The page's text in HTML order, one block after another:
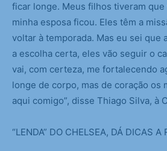
ficar longe. Meus filhos tiveram que
minha esposa ficou. Eles têm a
voltar à temporada. Mas eu sei que
a escolha certa, eles vão seguir o
vai, com certeza, me fortalecendo
longe de corpo, mas de coração os
aqui comigo”, disse Thiago Silva, à
“LENDA” DO CHELSEA, DÁ DICAS A